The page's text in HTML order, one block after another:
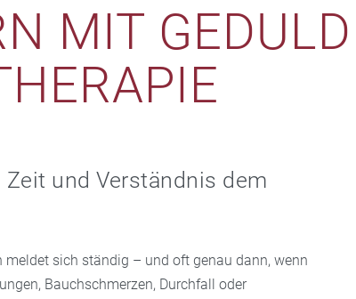
MIT
und Verständnis dem
meldet sich ständig – und oft genau dann, wenn
Bauchschmerzen, Durchfall oder